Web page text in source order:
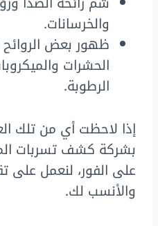
والخرسانات.
ظهور بعض الروائح
الحشرات
الرطوبة.
إذا لاحظت أي من تلك
بشركة كشف تسربات
على الفور، لنعمل على
والأنسب لك.